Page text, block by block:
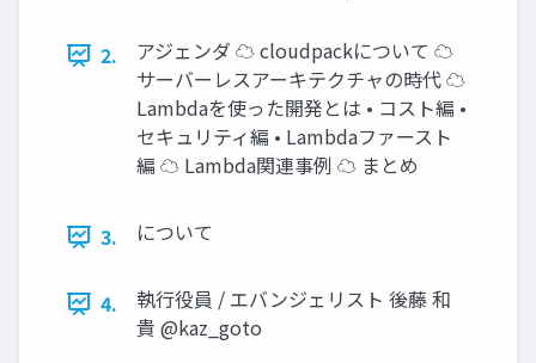
2.
アジェンダ ☁ cloudpackについて ☁
サーバーレスアーキテクチャの時代 ☁
Lambdaを使った開発とは • コスト編 •
セキュリティ編 • Lambdaファースト
編 ☁ Lambda関連事例 ☁ まとめ
3. について
4.
執行役員 / エバンジェリスト 後藤 和
貴 @kaz_goto